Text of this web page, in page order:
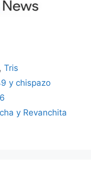
,Tris
y chispazo
y Revanchita